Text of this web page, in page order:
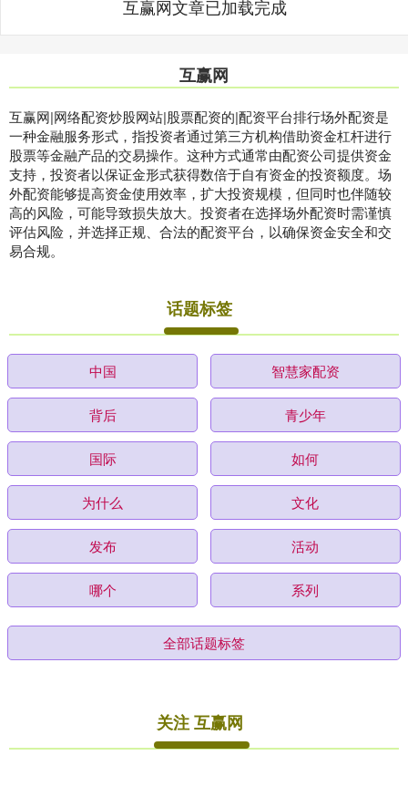
互赢网文章已加载完成
互赢网
互赢网|网络配资炒股网站|股票配资的|配资平台排行场外配资是
一种金融服务形式，指投资者通过第三方机构借助资金杠杆进行
股票等金融产品的交易操作。这种方式通常由配资公司提供资金
支持，投资者以保证金形式获得数倍于自有资金的投资额度。场
外配资能够提高资金使用效率，扩大投资规模，但同时也伴随较
高的风险，可能导致损失放大。投资者在选择场外配资时需谨慎
评估风险，并选择正规、合法的配资平台，以确保资金安全和交
易合规。
话题标签
中国 智慧家配资
背后 青少年
国际 如何
为什么 文化
发布 活动
哪个 系列
全部话题标签
关注 互赢网